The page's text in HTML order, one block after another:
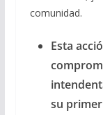
comunidad.
Esta
su